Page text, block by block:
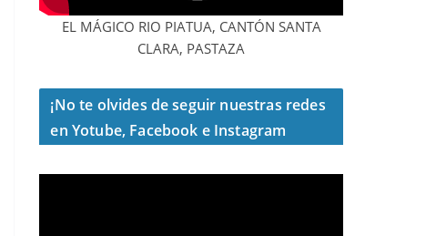
EL MÁGICO RIO PIATUA, CANTÓN SANTA
CLARA, PASTAZA
¡No te olvides de seguir nuestras redes
en Yotube, Facebook e Instagram